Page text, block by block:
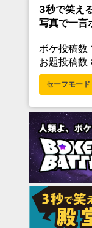
3秒で笑え
写真で一
ボケ投稿数
お題投稿数
セーフモード